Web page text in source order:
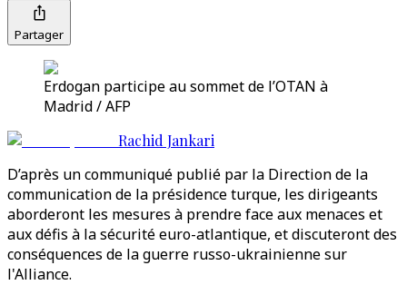
Partager
Erdogan participe au sommet de l’OTAN à
Madrid / AFP
Rachid Jankari
D’après un communiqué publié par la Direction de la
communication de la présidence turque, les dirigeants
aborderont les mesures à prendre face aux menaces et
aux défis à la sécurité euro-atlantique, et discuteront des
conséquences de la guerre russo-ukrainienne sur
l'Alliance.